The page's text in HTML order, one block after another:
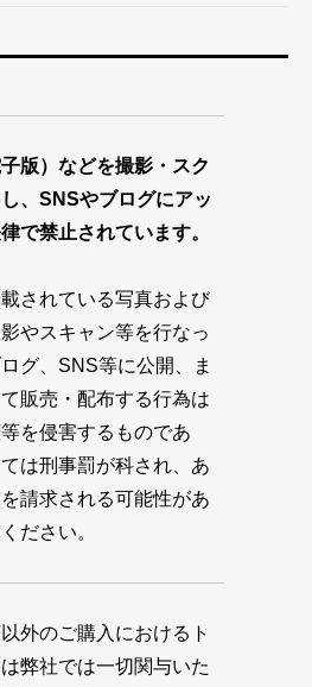
版）などを撮影・スク
、SNSやブログにアッ
で禁止されています。
されている写真および
やスキャン等を行なっ
グ、SNS等に公開、ま
販売・配布する行為は
を侵害するものであ
は刑事罰が科され、あ
請求される可能性があ
ださい。
外のご購入におけるト
弊社では一切関与いた